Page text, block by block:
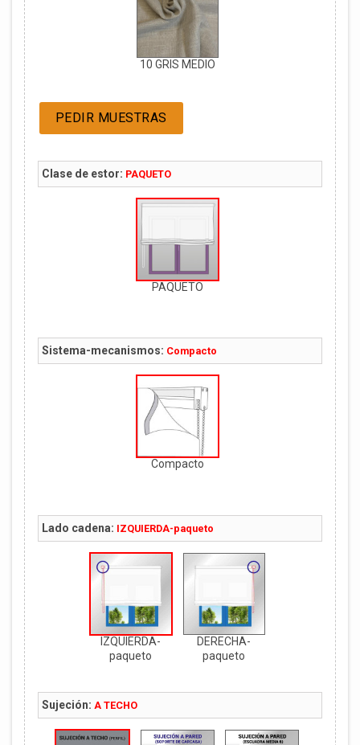
10 GRIS MEDIO
PEDIR MUESTRAS
Clase de estor: PAQUETO
PAQUETO
Sistema-mecanismos: Compacto
Compacto
Lado cadena: IZQUIERDA-paqueto
IZQUIERDA-
paqueto
DERECHA-
paqueto
Sujeción: A TECHO